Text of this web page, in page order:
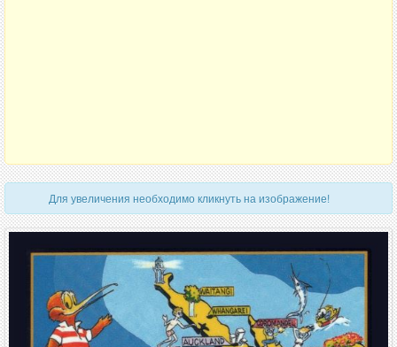
Для увеличения необходимо кликнуть на изображение!